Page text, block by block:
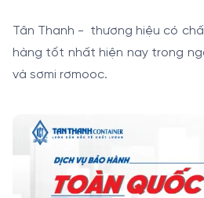
Tân Thanh - thương hiệu có
hàng tốt nhất hiện nay trong
và sơmi rơmooc.